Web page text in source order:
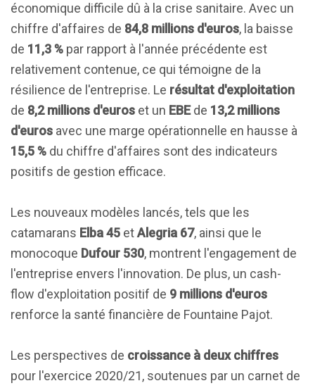
économique difficile dû à la crise sanitaire. Avec un
chiffre d'affaires de 84,8 millions d'euros, la baisse
de 11,3 % par rapport à l'année précédente est
relativement contenue, ce qui témoigne de la
résilience de l'entreprise. Le résultat d'exploitation
de 8,2 millions d'euros et un EBEde 13,2 millions
d'euros avec une marge opérationnelle en hausse à
15,5 % du chiffre d'affaires sont des indicateurs
positifs de gestion efficace.
Les nouveaux modèles lancés, tels que les
catamarans Elba 45 etAlegria 67, ainsi que le
monocoque Dufour 530, montrent l'engagement de
l'entreprise envers l'innovation. De plus, un cash-
flow d'exploitation positif de 9 millions d'euros
renforce la santé financière de Fountaine Pajot.
Les perspectives de croissance à deux chiffres
pour l'exercice 2020/21, soutenues par un carnet de